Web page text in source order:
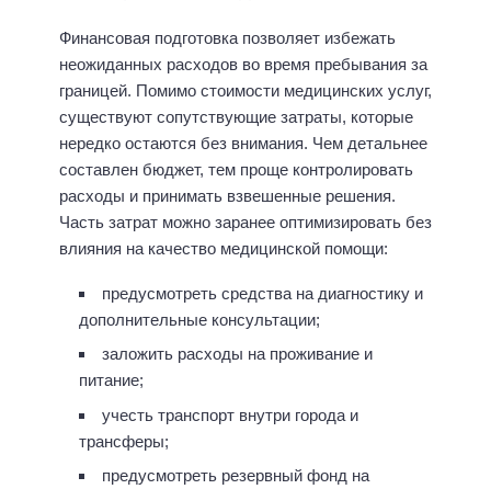
Финансовая подготовка позволяет избежать
неожиданных расходов во время пребывания за
границей. Помимо стоимости медицинских услуг,
существуют сопутствующие затраты, которые
нередко остаются без внимания. Чем детальнее
составлен бюджет, тем проще контролировать
расходы и принимать взвешенные решения.
Часть затрат можно заранее оптимизировать без
влияния на качество медицинской помощи:
предусмотреть средства на диагностику и
дополнительные консультации;
заложить расходы на проживание и
питание;
учесть транспорт внутри города и
трансферы;
предусмотреть резервный фонд на